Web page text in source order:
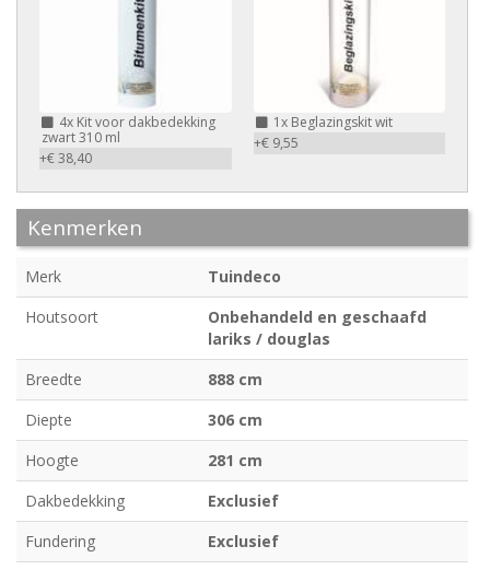
4x Kit voor dakbedekking
zwart 310 ml
+€ 38,40
1xBeglazingskit wit
+€ 9,55
Kenmerken
Merk
Tuindeco
Houtsoort
Onbehandeld en geschaafd
lariks / douglas
Breedte
888 cm
Diepte
306 cm
Hoogte
281 cm
Dakbedekking
Exclusief
Fundering
Exclusief